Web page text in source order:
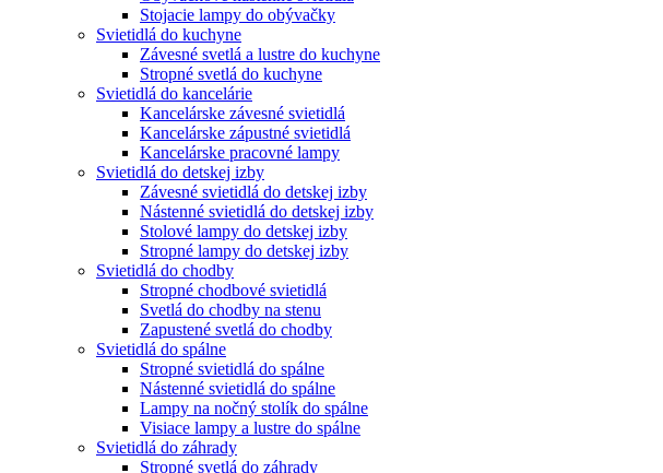
Stojacie lampy do obývačky
Svietidlá do kuchyne
Závesné svetlá a lustre do kuchyne
Stropné svetlá do kuchyne
Svietidlá do kancelárie
Kancelárske závesné svietidlá
Kancelárske zápustné svietidlá
Kancelárske pracovné lampy
Svietidlá do detskej izby
Závesné svietidlá do detskej izby
Nástenné svietidlá do detskej izby
Stolové lampy do detskej izby
Stropné lampy do detskej izby
Svietidlá do chodby
Stropné chodbové svietidlá
Svetlá do chodby na stenu
Zapustené svetlá do chodby
Svietidlá do spálne
Stropné svietidlá do spálne
Nástenné svietidlá do spálne
Lampy na nočný stolík do spálne
Visiace lampy a lustre do spálne
Svietidlá do záhrady
Stropné svetlá do záhrady